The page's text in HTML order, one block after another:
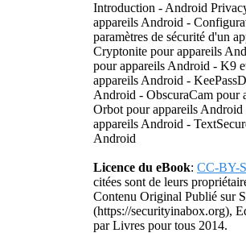
Introduction - Android
appareils Android -
paramètres de sécurité d'un
Cryptonite pour appareils
pour appareils Android - K9
appareils Android -
Android - ObscuraCam pour
Orbot pour appareils
appareils Android -
Android
Licence du eBook: CC-BY-
citées sont de leurs
Contenu Original Publié sur
(https://securityinabox.org),
par Livres pour tous 2014.